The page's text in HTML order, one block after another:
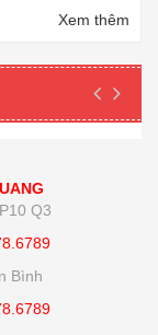
Xem thêm
Q3
Bình